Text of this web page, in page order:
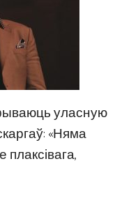
уласную
«Няма
плаксівага,